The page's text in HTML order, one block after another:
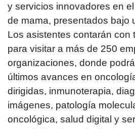
y servicios innovadores en
de mama, presentados bajo
Los asistentes contarán con
para visitar a más de 250
organizaciones, donde
últimos avances en
dirigidas, inmunoterapia,
imágenes, patología
oncológica, salud digital y